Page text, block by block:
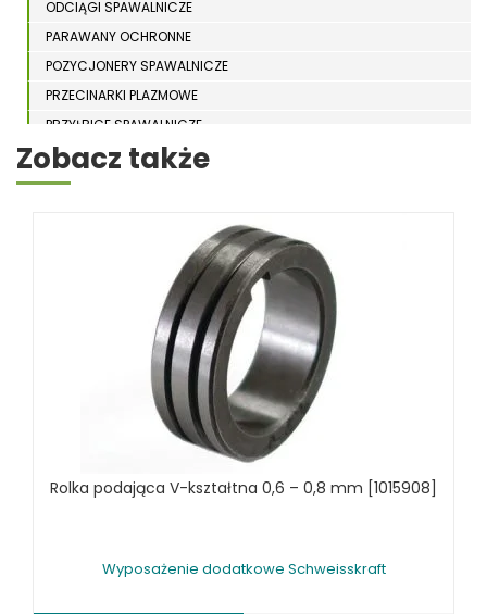
ODCIĄGI SPAWALNICZE
PARAWANY OCHRONNE
POZYCJONERY SPAWALNICZE
PRZECINARKI PLAZMOWE
PRZYŁBICE SPAWALNICZE
SPAWARKI
STOŁY SPAWALNICZE
UCHWYTY DO OBROTNIKÓW
WYPOSAŻENIE DODATKOWE SCHWEISSKRAFT
Zobacz także
Rolka podająca V-kształtna 0,6 – 0,8 mm [1015908]
Wyposażenie dodatkowe Schweisskraft